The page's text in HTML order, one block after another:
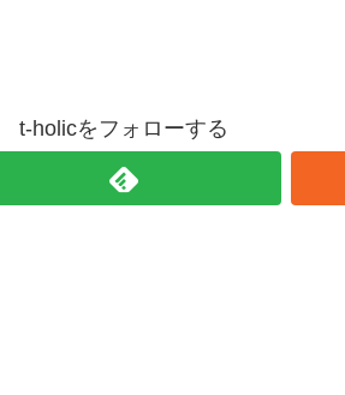
t-holicをフォローする